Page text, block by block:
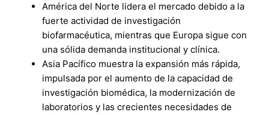
América del Norte lidera el mercado debido a la
fuerte actividad de investigación
biofarmacéutica, mientras que Europa sigue con
una sólida demanda institucional y clínica.
Asia Pacífico muestra la expansión más rápida,
impulsada por el aumento de la capacidad de
investigación biomédica, la modernización de
laboratorios y las crecientes necesidades de